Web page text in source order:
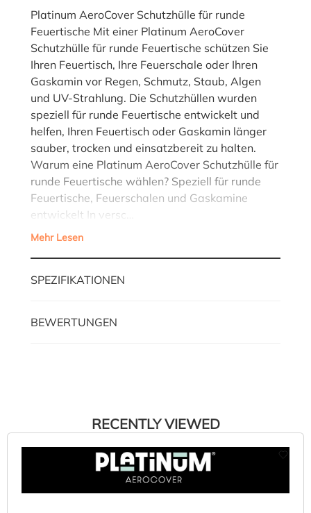
Platinum AeroCover Schutzhülle für runde
Feuertische Mit einer Platinum AeroCover
Schutzhülle für runde Feuertische schützen Sie
Ihren Feuertisch, Ihre Feuerschale oder Ihren
Gaskamin vor Regen, Schmutz, Staub, Algen
und UV-Strahlung. Die Schutzhüllen wurden
speziell für runde Feuertische entwickelt und
helfen, Ihren Feuertisch oder Gaskamin länger
sauber, trocken und einsatzbereit zu halten.
Warum eine Platinum AeroCover Schutzhülle für
runde Feuertische wählen? Speziell für runde
Feuertische, Feuerschalen und Gaskamine
entwickelt In versc…
Mehr Lesen
SPEZIFIKATIONEN
BEWERTUNGEN
RECENTLY VIEWED